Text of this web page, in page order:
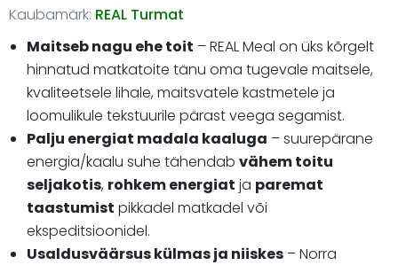
Kaubamärk: REAL Turmat
Maitseb nagu ehe toit – REAL Meal on üks kõrgelt
hinnatud matkatoite tänu oma tugevale maitsele,
kvaliteetsele lihale, maitsvatele kastmetele ja
loomulikule tekstuurile pärast veega segamist.
Palju energiat madala kaaluga – suurepärane
energia/kaalu suhe tähendab vähem toitu
seljakotis, rohkem energiat ja paremat
taastumist pikkadel matkadel või
ekspeditsioonidel.
Usaldusväärsus külmas ja niiskes – Norra